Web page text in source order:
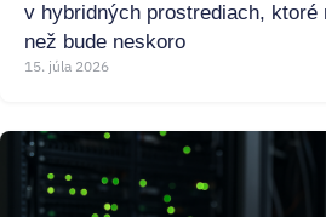
v hybridných prostrediach,
než bude neskoro
15. júla 2026